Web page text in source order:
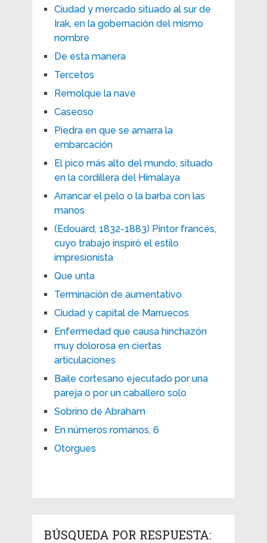
Ciudad y mercado situado al sur de
Irak, en la gobernación del mismo
nombre
De esta manera
Tercetos
Remolque la nave
Caseoso
Piedra en que se amarra la
embarcación
El pico más alto del mundo, situado
en la cordillera del Himalaya
Arrancar el pelo o la barba con las
manos
(Edouard, 1832-1883) Pintor francés,
cuyo trabajo inspiró el estilo
impresionista
Que unta
Terminación de aumentativo
Ciudad y capital de Marruecos
Enfermedad que causa hinchazón
muy dolorosa en ciertas
articulaciones
Baile cortesano ejecutado por una
pareja o por un caballero solo
Sobrino de Abraham
En números romanos, 6
Otorgues
BÚSQUEDA POR RESPUESTA: